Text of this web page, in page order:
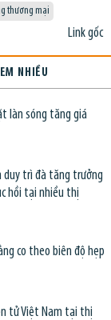
thương mại
Link gốc
NHIỀU
làn sóng tăng giá
duy trì đà tăng trưởng
hồi tại nhiều thị
co theo biên độ hẹp
tử Việt Nam tại thị